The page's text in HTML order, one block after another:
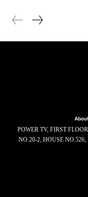
POWER TV, FIRST
NO.20-2, HOUSE NO.526,